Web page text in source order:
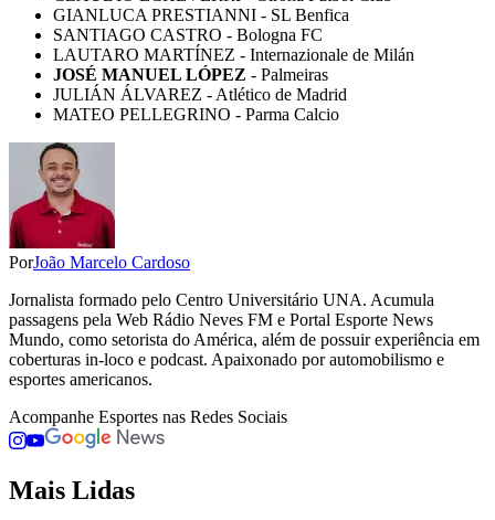
GIANLUCA PRESTIANNI - SL Benfica
SANTIAGO CASTRO - Bologna FC
LAUTARO MARTÍNEZ - Internazionale de Milán
JOSÉ MANUEL LÓPEZ - Palmeiras
JULIÁN ÁLVAREZ - Atlético de Madrid
MATEO PELLEGRINO - Parma Calcio
PorJoão Marcelo Cardoso
Jornalista formado pelo Centro Universitário UNA. Acumula
passagens pela Web Rádio Neves FM e Portal Esporte News
Mundo, como setorista do América, além de possuir experiência em
coberturas in-loco e podcast. Apaixonado por automobilismo e
esportes americanos.
Acompanhe Esportes nas Redes Sociais
Mais Lidas